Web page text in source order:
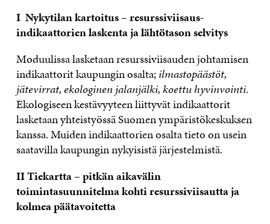
I Nykytilan kartoitus – resurssiviisaus-
indikaattorien laskenta ja lähtötason selvitys
Moduulissa lasketaan resurssiviisauden johtamisen
indikaattorit kaupungin osalta;ilmastopäästöt,
jätevirrat, ekologinen jalanjälki, koettu hyvinvointi.
Ekologiseen kestävyyteen liittyvät indikaattorit
lasketaan yhteistyössä Suomen ympäristökeskuksen
kanssa. Muiden indikaattorien osalta tieto on usein
saatavilla kaupungin nykyisistä järjestelmistä.
II Tiekartta – pitkän aikavälin
toimintasuunnitelma kohti resurssiviisautta ja
kolmea päätavoitetta